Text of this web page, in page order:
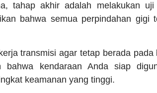
tahap akhir adalah melakukan uji
bahwa semua perpindahan gigi
transmisi agar tetap berada pada
bahwa kendaraan Anda siap
keamanan yang tinggi.